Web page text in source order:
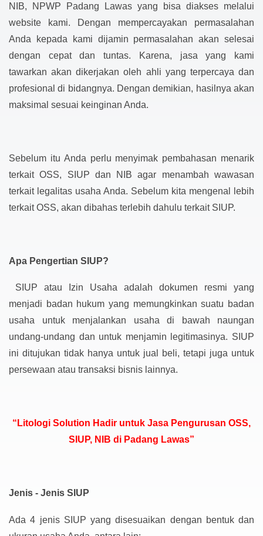
NIB, NPWP Padang Lawas yang bisa diakses melalui
website kami. Dengan mempercayakan permasalahan
Anda kepada kami dijamin permasalahan akan selesai
dengan cepat dan tuntas. Karena, jasa yang kami
tawarkan akan dikerjakan oleh ahli yang terpercaya dan
profesional di bidangnya. Dengan demikian, hasilnya akan
maksimal sesuai keinginan Anda.
Sebelum itu Anda perlu menyimak pembahasan menarik
terkait OSS, SIUP dan NIB agar menambah wawasan
terkait legalitas usaha Anda. Sebelum kita mengenal lebih
terkait OSS, akan dibahas terlebih dahulu terkait SIUP.
Apa Pengertian SIUP?
SIUP atau Izin Usaha adalah dokumen resmi yang
menjadi badan hukum yang memungkinkan suatu badan
usaha untuk menjalankan usaha di bawah naungan
undang-undang dan untuk menjamin legitimasinya. SIUP
ini ditujukan tidak hanya untuk jual beli, tetapi juga untuk
persewaan atau transaksi bisnis lainnya.
“Litologi Solution Hadir untuk Jasa Pengurusan OSS,
SIUP, NIB di Padang Lawas”
Jenis - Jenis SIUP
Ada 4 jenis SIUP yang disesuaikan dengan bentuk dan